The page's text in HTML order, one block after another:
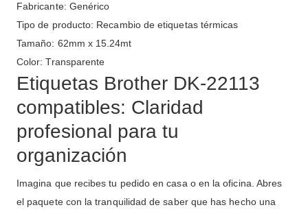
Fabricante: Genérico
Tipo de producto: Recambio de etiquetas térmicas
Tamaño: 62mm x 15.24mt
Color: Transparente
Etiquetas Brother DK-22113
compatibles: Claridad
profesional para tu
organización
Imagina que recibes tu pedido en casa o en la oficina. Abres
el paquete con la tranquilidad de saber que has hecho una